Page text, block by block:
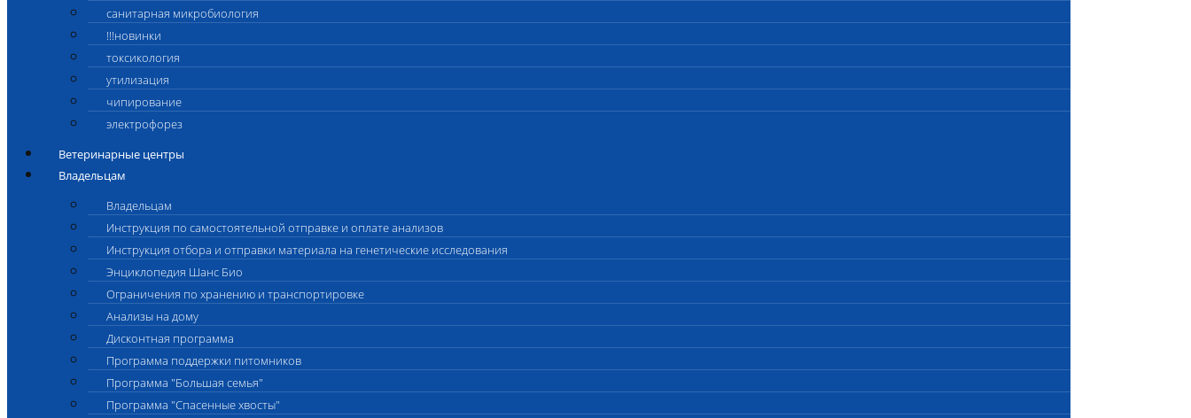
санитарная микробиология
!!!новинки
токсикология
утилизация
чипирование
электрофорез
Ветеринарные центры
Владельцам
Владельцам
Инструкция по самостоятельной отправке и оплате анализов
Инструкция отбора и отправки материала на генетические исследования
Энциклопедия Шанс Био
Ограничения по хранению и транспортировке
Анализы на дому
Дисконтная программа
Программа поддержки питомников
Программа "Большая семья"
Программа "Спасенные хвосты"